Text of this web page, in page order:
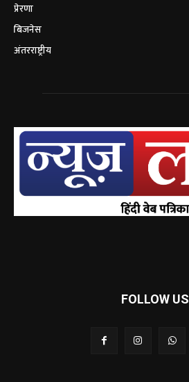
प्रेरणा
बिजनेस
अंतरराष्ट्रीय
FOLLOW US